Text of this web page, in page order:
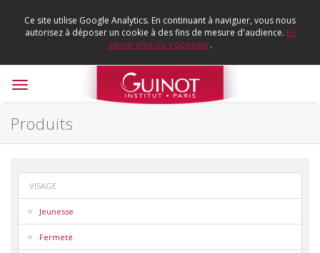
Ce site utilise Google Analytics. En continuant à naviguer, vous nous
autorisez à déposer un cookie à des fins de mesure d'audience. En
savoir plus ou s'opposer.
Toggle
Produits
VISAGE
Jeunesse
Fermeté